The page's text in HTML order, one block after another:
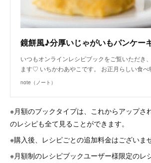
いつもオンラインレシピブックをご覧いただき
ます♡ いちかわあやこです。 お正月らしい食
note（ノート）
※月額のブックタイプは、これからアップさ
のレシピも全て見ることができます。
※購入後、レシピごとの追加料金はございませ
※月額制のレシピブックユーザー様限定のレ